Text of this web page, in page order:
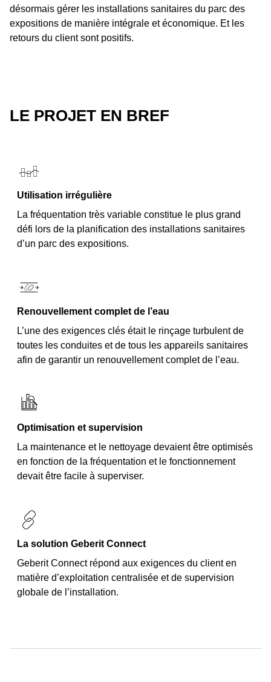
désormais gérer les installations sanitaires du parc des
expositions de manière intégrale et économique. Et les
retours du client sont positifs.
LE PROJET EN BREF
Utilisation irrégulière
La fréquentation très variable constitue le plus grand
défi lors de la planification des installations sanitaires
d’un parc des expositions.
Renouvellement complet de l’eau
L’une des exigences clés était le rinçage turbulent de
toutes les conduites et de tous les appareils sanitaires
afin de garantir un renouvellement complet de l’eau.
Optimisation et supervision
La maintenance et le nettoyage devaient être optimisés
en fonction de la fréquentation et le fonctionnement
devait être facile à superviser.
La solution Geberit Connect
Geberit Connect répond aux exigences du client en
matière d’exploitation centralisée et de supervision
globale de l’installation.